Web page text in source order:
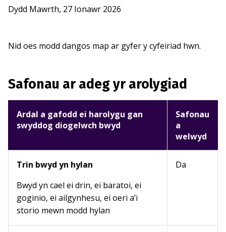
Dydd Mawrth, 27 Ionawr 2026
Nid oes modd dangos map ar gyfer y cyfeiriad hwn.
Safonau ar adeg yr arolygiad
Ardal a gafodd ei harolygu gan
swyddog diogelwch bwyd
Safonau
a
welwyd
Trin bwyd yn hylan
Bwyd yn cael ei drin, ei baratoi, ei
goginio, ei ailgynhesu, ei oeri a’i
storio mewn modd hylan
Da